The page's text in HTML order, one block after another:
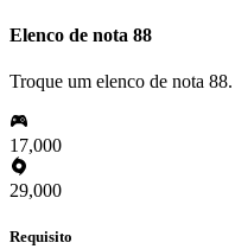
Elenco de nota 88
Troque um elenco de nota 88.
17,000
29,000
Requisito